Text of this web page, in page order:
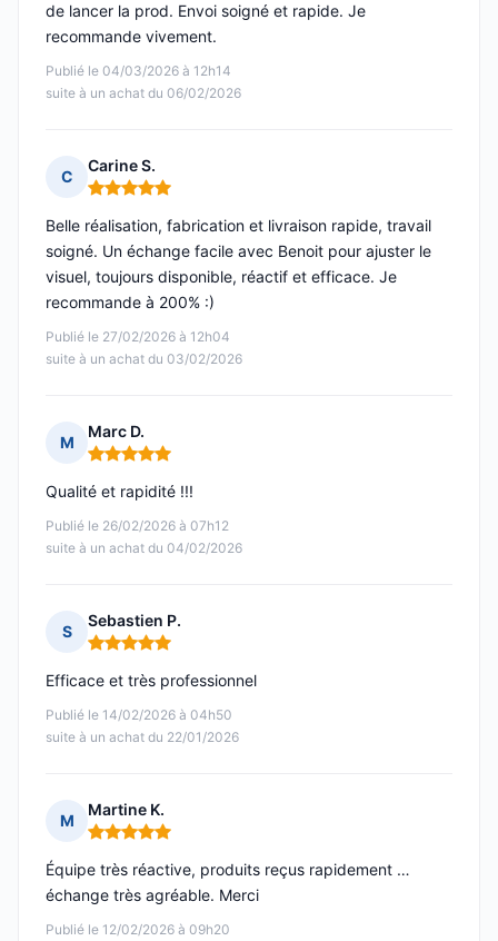
Publié le 04/03/2026 à 12h14
suite à un achat du 06/02/2026
de lancer la prod. Envoi soigné et rapide. Je
recommande vivement.
C
Carine S.
Note : 5 sur 5
Publié le 27/02/2026 à 12h04
suite à un achat du 03/02/2026
Belle réalisation, fabrication et livraison rapide, travail
soigné. Un échange facile avec Benoit pour ajuster le
visuel, toujours disponible, réactif et efficace. Je
recommande à 200% :)
M
Marc D.
Note : 5 sur 5
Publié le 26/02/2026 à 07h12
suite à un achat du 04/02/2026
Qualité et rapidité !!!
S
Sebastien P.
Note : 5 sur 5
Publié le 14/02/2026 à 04h50
suite à un achat du 22/01/2026
Efficace et très professionnel
M
Martine K.
Note : 5 sur 5
Publié le 12/02/2026 à 09h20
Équipe très réactive, produits reçus rapidement …
échange très agréable. Merci